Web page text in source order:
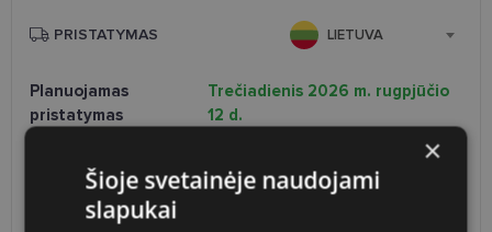
PRISTATYMAS LIETUVA
Planuojamas
pristatymas
Trečiadienis 2026 m. rugpjūčio
12 d.
Nemokamai
Venipak paštomatai
Nemokamai
LP Express paštomatai
Nemokamai
DPD paštomatai
×
Šioje svetainėje naudojami
slapukai